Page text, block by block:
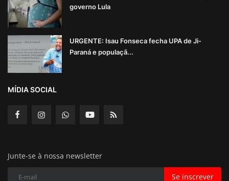
governo Lula
URGENTE: Isau Fonseca fecha UPA de Ji-
Paraná e populaçã...
MÍDIA SOCIAL
Junte-se à nossa newsletter
Se inscrever